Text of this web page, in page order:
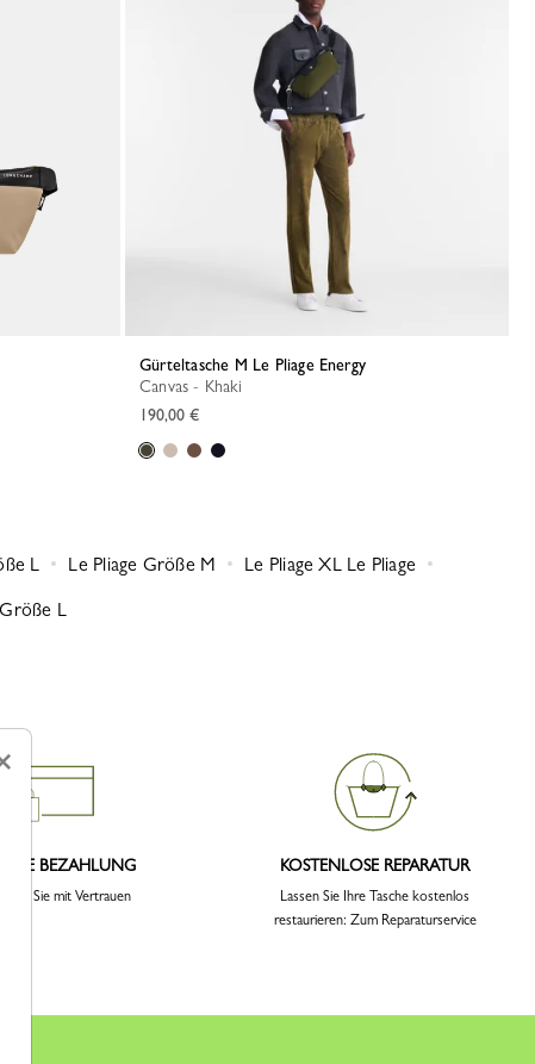
Gürteltasche M Le Pliage Energy
Canvas - Khaki
190,00 €
L Le Pliage Größe M
Le Pliage XL Le Pliage
L
BEZAHLUNG
Sie mit Vertrauen
KOSTENLOSE REPARATUR
Lassen Sie Ihre Tasche kostenlos
restaurieren: Zum Reparaturservice